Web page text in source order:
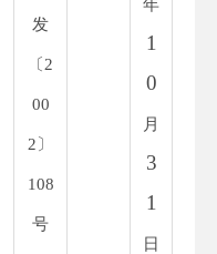
发
〔 2
00
2 〕
108
号
年
1
0
月
3
1
日